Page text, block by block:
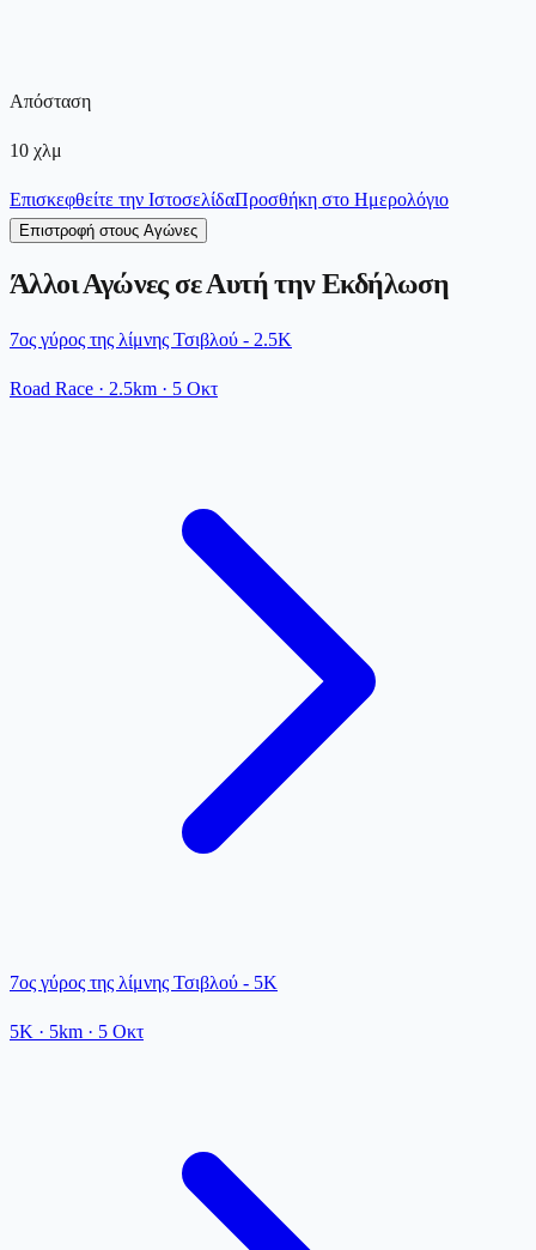
Απόσταση
10 χλμ
Επισκεφθείτε την ΙστοσελίδαΠροσθήκη στο Ημερολόγιο
Επιστροφή στους Αγώνες
Άλλοι Αγώνες σε Αυτή την Εκδήλωση
7ος γύρος της λίμνης Τσιβλού - 2.5K
Road Race · 2.5km · 5 Οκτ
7ος γύρος της λίμνης Τσιβλού - 5K
5K · 5km · 5 Οκτ